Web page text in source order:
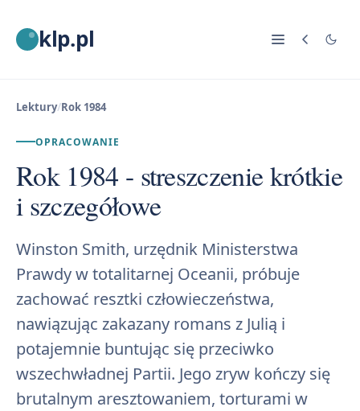
klp.pl
Lektury/Rok 1984
OPRACOWANIE
Rok 1984 - streszczenie krótkie
i szczegółowe
Winston Smith, urzędnik Ministerstwa
Prawdy w totalitarnej Oceanii, próbuje
zachować resztki człowieczeństwa,
nawiązując zakazany romans z Julią i
potajemnie buntując się przeciwko
wszechwładnej Partii. Jego zryw kończy się
brutalnym aresztowaniem, torturami w